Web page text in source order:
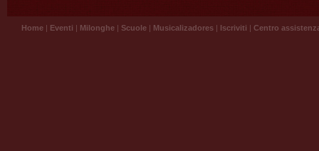
Home | Eventi | Milonghe | Scuole | Musicalizadores | Iscriviti | Centro